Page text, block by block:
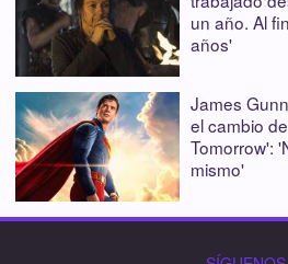
un año. Al
años'
James
el cambio
Tomorrow':
mismo'